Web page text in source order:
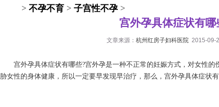
> 不孕不育 > 子宫性不孕 >
宫外孕具体症状有哪
文章来源： 杭州红房子妇科医院 2015-09-
宫外孕具体症状有哪些?宫外孕是一种不正常的妊娠方式，对女性的
胁女性的身体健康，所以一定要早发现早治疗，那么，宫外孕具体症状